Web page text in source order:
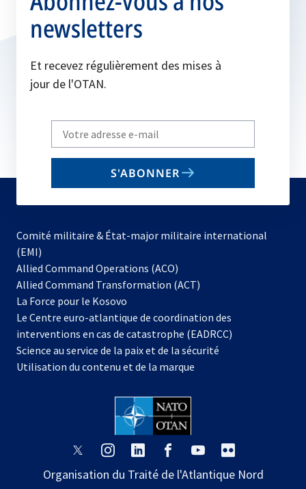
newsletters
Et recevez régulièrement des mises à
jour de l'OTAN.
Write
your
email
S'ABONNER
Comité militaire & État-major militaire international
(EMI)
Allied Command Operations (ACO)
dans
nouvel
onglet
Allied Command Transformation (ACT)
La Force pour le Kosovo
dans
un
nouvel
onglet
Le Centre euro-atlantique de coordination des
interventions en cas de catastrophe (EADRCC)
Science au service de la paix et de la sécurité
Utilisation du contenu et de la marque
s’ouvre
un
s’ouvre
un
s’ouvre
un
s’ouvre
un
s’ouvre
un
un
Organisation du Traité de l'Atlantique Nord